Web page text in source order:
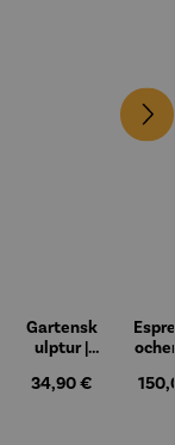
Gartensk
ulptur |
n | Prinz
Regulärer Preis:
34,90 €